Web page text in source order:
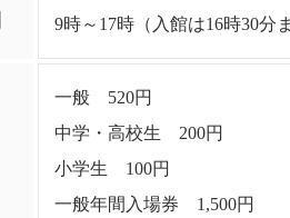
9時～17時（入館は16時30分
一般 520円
中学・高校生 200円
小学生 100円
一般年間入場券 1,500円